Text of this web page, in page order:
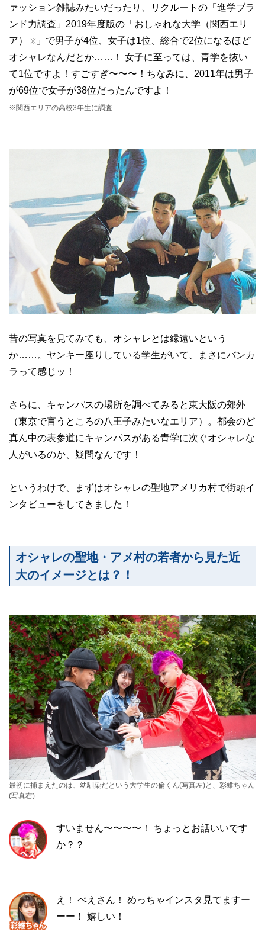
ァッション雑誌みたいだったり、リクルートの「進学ブラ
ンド力調査」2019年度版の「おしゃれな大学（関西エリ
ア）
※ 」で男子が4位、女子は1位、総合で2位になるほど
オシャレなんだとか……！ 女子に至っては、青学を抜い
て1位ですよ！すごすぎ〜〜〜！ちなみに、2011年は男子
が69位で女子が38位だったんですよ！
※関西エリアの高校3年生に調査
昔の写真を見てみても、オシャレとは縁遠いという
か……。ヤンキー座りしている学生がいて、まさにバンカ
ラって感じッ！
さらに、キャンパスの場所を調べてみると東大阪の郊外
（東京で言うところの八王子みたいなエリア）。都会のど
真ん中の表参道にキャンパスがある青学に次ぐオシャレな
人がいるのか、疑問なんです！
というわけで、まずはオシャレの聖地アメリカ村で街頭イ
ンタビューをしてきました！
オシャレの聖地・アメ村の若者から見た近
大のイメージとは？！
最初に捕まえたのは、幼馴染だという大学生の倫くん(写真左)と、彩維ちゃん
(写真右)
すいません〜〜〜〜！ ちょっとお話いいです
か？？
え！ ぺえさん！ めっちゃインスタ見てますー
ーー！ 嬉しい！